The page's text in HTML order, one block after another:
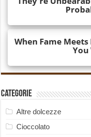
Categorie
Altre dolcezze
Cioccolato